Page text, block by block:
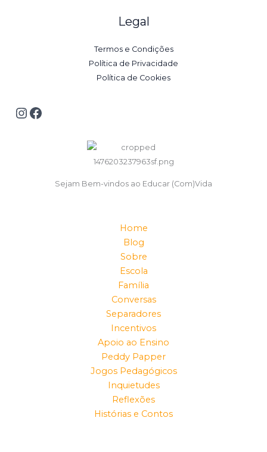
Legal
Termos e Condições
Política de Privacidade
Política de Cookies
Sejam Bem-vindos ao Educar (Com)Vida
Home
Blog
Sobre
Escola
Família
Conversas
Separadores
Incentivos
Apoio ao Ensino
Peddy Papper
Jogos Pedagógicos
Inquietudes
Reflexões
Histórias e Contos